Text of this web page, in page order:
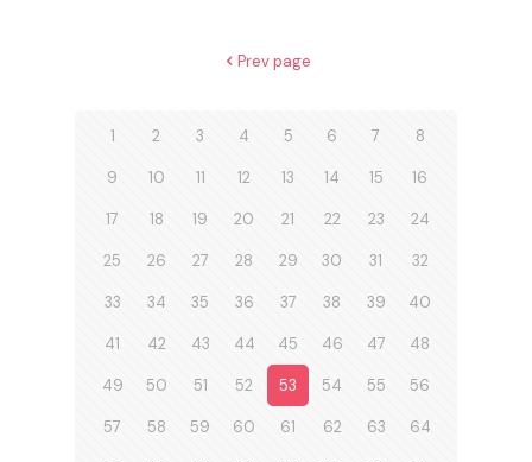
Prev page
1 2 3 4 5 6 7 8
9 10 11 12 13 14 15 16
17 18 19 20 21 22 23 24
25 26 27 28 29 30 31 32
33 34 35 36 37 38 39 40
41 42 43 44 45 46 47 48
49 50 51 52 53 54 55 56
57 58 59 60 61 62 63 64